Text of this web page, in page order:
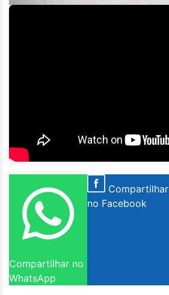
Compartilhar no
WhatsApp
Compartilhar
no Facebook